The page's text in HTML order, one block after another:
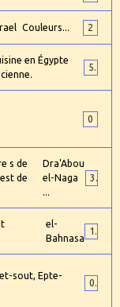
Couleurs... 2
en Égypte
5
0
Dra'Abou
el-Naga
...
3
el-
Bahnasa
1
sout, Epte-
0